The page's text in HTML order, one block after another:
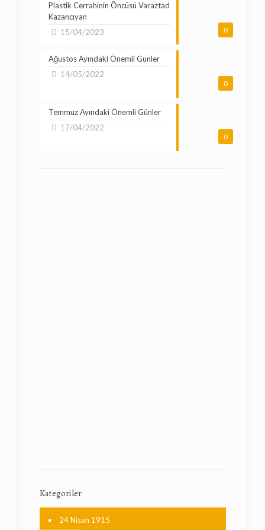
0
Plastik Cerrahinin Öncüsü Varaztad
Kazancıyan
15/04/2023
0
Ağustos Ayındaki Önemli Günler
14/05/2022
0
Temmuz Ayındaki Önemli Günler
17/04/2022
Kategoriler
24 Nisan 1915